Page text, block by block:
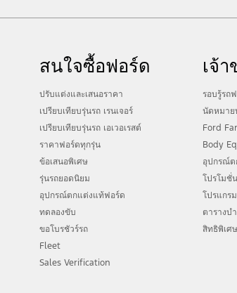
สนใจซื้อฟอร์ด
ปรับแต่งและเสนอราคา
เปรียบเทียบรุ่นรถ เรนเจอร์
เปรียบเทียบรุ่นรถ เอเวอเรสต์
ราคาฟอร์ดทุกรุ่น
ข้อเสนอพิเศษ
รุ่นรถยอดนิยม
อุปกรณ์ตกแต่งแท้ฟอร์ด
ทดลองขับ
ขอโบรชัวร์รถ
Fleet
Sales Verification
เจ้
รอบรู้รถ
นัดหมาย
Ford
Body
อุปกรณ์
โปรโมชั่
โปรแกร
ตารางบ
สิทธิพิเศ